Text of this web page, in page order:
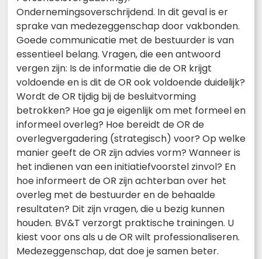
Ondernemingsoverschrijdend. In dit geval is er
sprake van medezeggenschap door vakbonden.
Goede communicatie met de bestuurder is van
essentieel belang. Vragen, die een antwoord
vergen zijn: Is de informatie die de OR krijgt
voldoende en is dit de OR ook voldoende duidelijk?
Wordt de OR tijdig bij de besluitvorming
betrokken? Hoe ga je eigenlijk om met formeel en
informeel overleg? Hoe bereidt de OR de
overlegvergadering (strategisch) voor? Op welke
manier geeft de OR zijn advies vorm? Wanneer is
het indienen van een initiatiefvoorstel zinvol? En
hoe informeert de OR zijn achterban over het
overleg met de bestuurder en de behaalde
resultaten? Dit zijn vragen, die u bezig kunnen
houden. BV&T verzorgt praktische trainingen. U
kiest voor ons als u de OR wilt professionaliseren.
Medezeggenschap, dat doe je samen beter.